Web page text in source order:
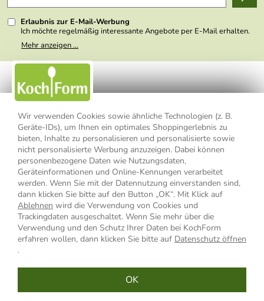
Wir verwenden Cookies sowie ähnliche Technologien (z. B.
Geräte-IDs), um Ihnen ein optimales Shoppingerlebnis zu
bieten, Inhalte zu personalisieren und personalisierte sowie
nicht personalisierte Werbung anzuzeigen. Dabei können
personenbezogene Daten wie Nutzungsdaten,
Geräteinformationen und Online-Kennungen verarbeitet
werden. Wenn Sie mit der Datennutzung einverstanden sind,
dann klicken Sie bitte auf den Button „OK“. Mit Klick auf
Ablehnen wird die Verwendung von Cookies und
Trackingdaten ausgeschaltet. Wenn Sie mehr über die
Verwendung und den Schutz Ihrer Daten bei KochForm
erfahren wollen, dann klicken Sie bitte auf Datenschutz öffnen
.
OK
Presse
Erlaubnis zur E-Mail-Werbung
Ich möchte regelmäßig interessante Angebote per E-Mail erhalten.
Meine E-Mail-Adresse wird nicht an andere Unternehmen
weitergegeben. Zu statistischen Zwecken wird in anonymer Form
nicht erkennbar, welche konkrete Person geklickt hat. Diese
Einwilligung zur Nutzung meiner E-Mail- Adresse für Werbezwecke
kann ich jederzeit mit Wirkung für die Zukunft widerrufen, indem ich
den Link "Abmelden" am Ende des Newsletters anklicke oder die
Option Newsletter im Mitgliederbereich deaktiviere. Die
Datenschutzerklärung
habe ich zur Kenntnis genommen.
Mehr anzeigen ...
Impressum Datenschutzerklärung
AGB
Widerrufsbelehrung
Widerrufsformular
Vertrag widerrufen
* Alle Preisangaben inkl. MwSt., bis 49,90 € Bestellwert zzgl.
Versandkosten, ab 49,90 € Bestellwert inkl.Versandkosteninnerhalb